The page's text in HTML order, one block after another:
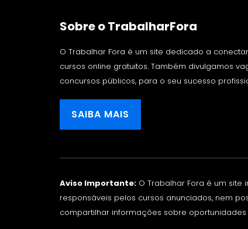
Sobre o TrabalharFora
O Trabalhar Fora é um site dedicado a
cursos online gratuitos. Também divulgamos
concursos públicos, para o seu sucesso
SAIBA MAIS
Aviso Importante: O Trabalhar Fora é um
responsáveis pelos cursos anunciados, nem
compartilhar informações sobre